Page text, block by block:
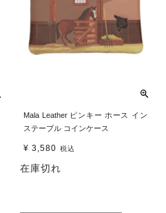
Mala Leather ピンキー ホース イン
ステーブル コインケース
¥ 3,580 税込
在庫切れ